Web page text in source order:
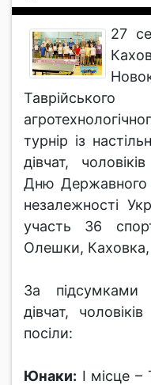
27
турнір із
дівчат,
Дню Державного
незалежності
участь 36
Олешки, Каховка,
За підсумками
дівчат,
посіли:
Юнаки: І місце